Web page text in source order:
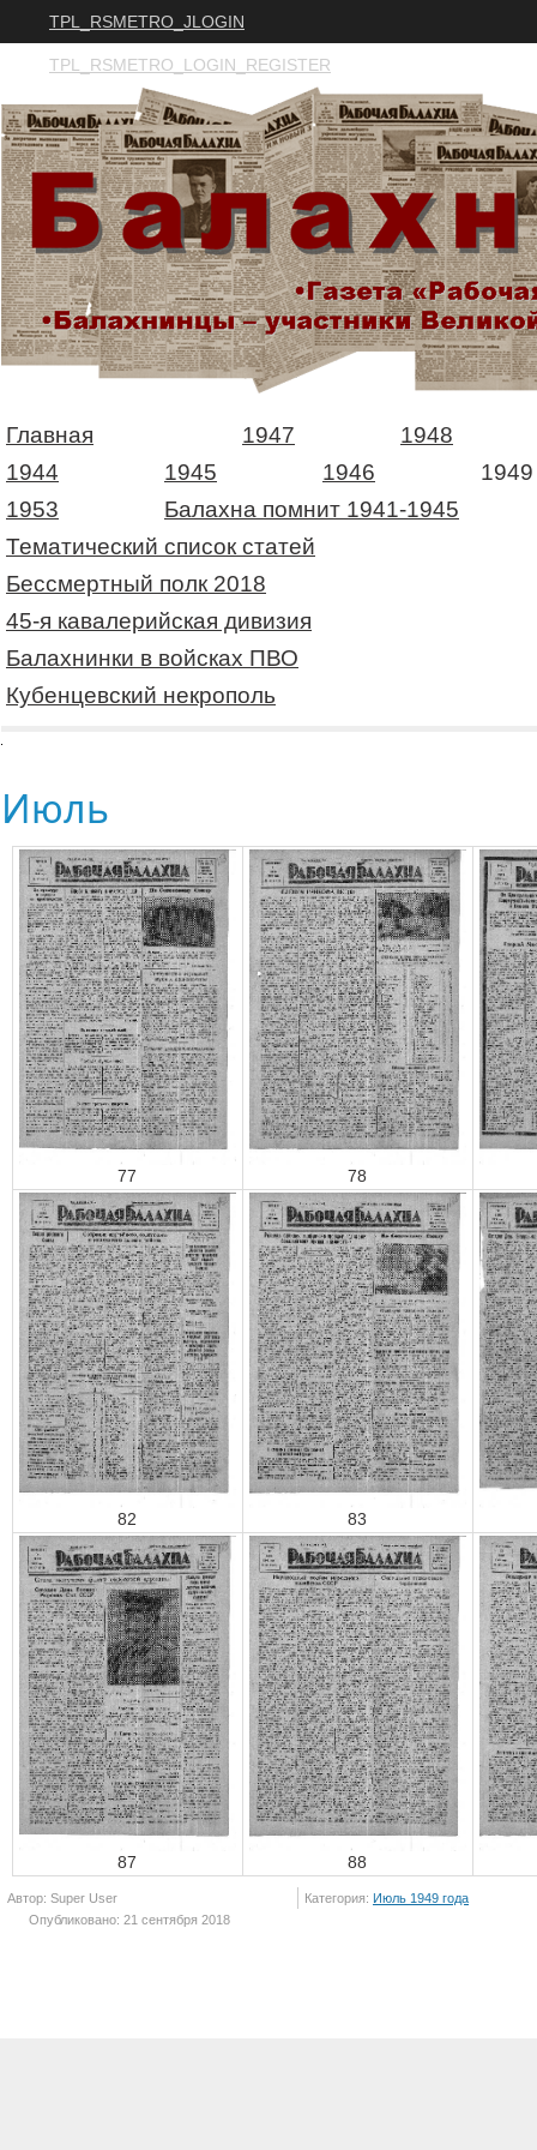
TPL_RSMETRO_JLOGIN
TPL_RSMETRO_LOGIN_REGISTER
Главная 1947
1948
1944
1945 1946
1949
1953
Балахна помнит 1941-1945
Тематический список статей
Бессмертный полк 2018
45-я кавалерийская дивизия
Балахнинки в войсках ПВО
Кубенцевский некрополь
Июль
77 78
82 83
87 88
Автор: Super User Категория: Июль 1949 года
Опубликовано: 21 сентября 2018